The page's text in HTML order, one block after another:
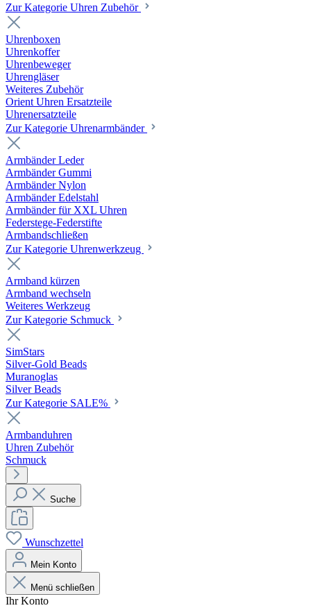
Zur Kategorie Uhren Zubehör
Uhrenboxen
Uhrenkoffer
Uhrenbeweger
Uhrengläser
Weiteres Zubehör
Orient Uhren Ersatzteile
Uhrenersatzteile
Zur Kategorie Uhrenarmbänder
Armbänder Leder
Armbänder Gummi
Armbänder Nylon
Armbänder Edelstahl
Armbänder für XXL Uhren
Federstege-Federstifte
Armbandschließen
Zur Kategorie Uhrenwerkzeug
Armband kürzen
Armband wechseln
Weiteres Werkzeug
Zur Kategorie Schmuck
SimStars
Silver-Gold Beads
Muranoglas
Silver Beads
Zur Kategorie SALE%
Armbanduhren
Uhren Zubehör
Schmuck
Suche
Wunschzettel
Mein Konto
Menü schließen
Ihr Konto